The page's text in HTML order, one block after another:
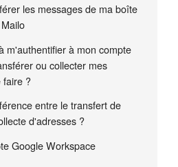
les messages de ma boîte
m'authentifier à mon compte
ou collecter mes
faire ?
entre le transfert de
d'adresses ?
Google Workspace